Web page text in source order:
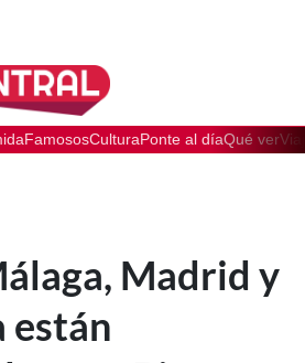
FamososCulturaPonte al díaQué ver
Madrid y
están